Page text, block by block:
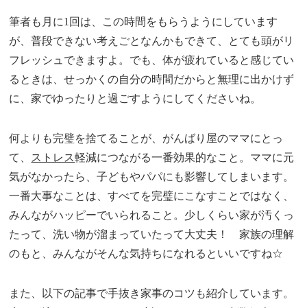
筆者も月に1回は、この時間をもらうようにしています
が、普段できない考えごとなんかもできて、とても頭がリ
フレッシュできますよ。でも、体が疲れていると感じてい
るときは、せっかくの自分の時間だからと無理に出かけず
に、家でゆったりと過ごすようにしてくださいね。
何よりも完璧を捨てることが、がんばり屋のママにとっ
て、 ストレス軽減につながる一番効果的なこと。ママに元
気がなかったら、子どもやパパにも影響してしまいます。
一番大事なことは、すべてを完璧にこなすことではなく、
みんながハッピーでいられること。少しくらい家が汚くっ
たって、洗い物が溜まっていたって大丈夫！ 家族の理解
のもと、みんながそんな気持ちになれるといいですね☆
また、以下の記事で手抜き家事のコツも紹介しています。